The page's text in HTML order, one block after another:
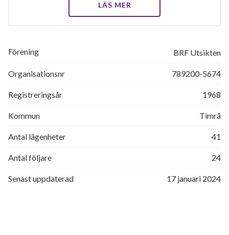
LÄS MER
Förening BRF Utsikten
Organisationsnr 789200-5674
Registreringsår 1968
Kommun Timrå
Antal lägenheter 41
Antal följare 24
Senast uppdaterad 17 januari 2024